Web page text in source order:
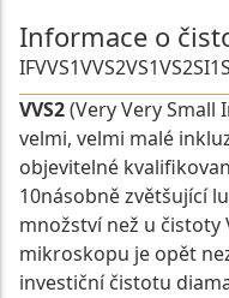
Informace o
IFVVS1VVS2VS1VS2SI1
VVS2(Very Very Small
velmi, velmi malé
objevitelné
10násobně zvětšující
množství než u čistoty
mikroskopu je opět
investiční čistotu